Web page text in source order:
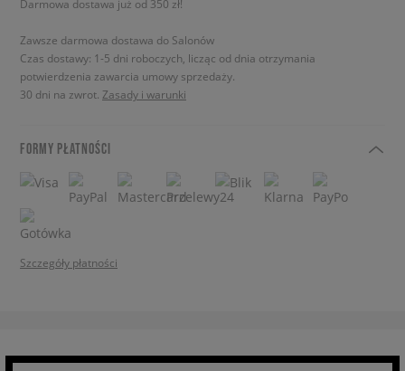
Darmowa dostawa już od 350 zł!
Zawsze darmowa dostawa do Salonów
Czas dostawy: 1-5 dni roboczych, licząc od dnia otrzymania
potwierdzenia zawarcia umowy sprzedaży.
30 dni na zwrot. Zasady i warunki
FORMY PŁATNOŚCI
Szczegóły płatności